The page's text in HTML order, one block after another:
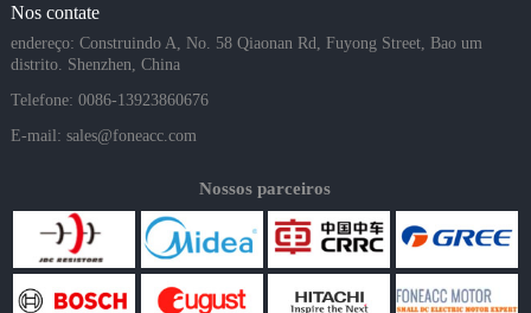
Nos contate
endereço: Construindo A, No. 58 Qiaonan Rd, Fuyong Street, Bao um
distrito. Shenzhen, China
Telefone: 0086-13923860676
E-mail: sales@foneacc.com
Nossos parceiros